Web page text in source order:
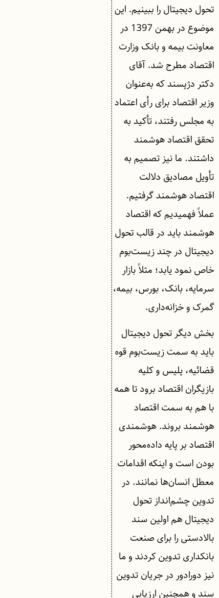
تحول دیجیتال را ببینیم. این
موضوع در بهمن 1397 در
معاونت بیمه و بانک وزارت
اقتصاد مطرح شد. آقای
دکتر دژپسند که به‌عنوان
وزیر اقتصاد برای رأی اعتماد
به مجلس رفتند، تأکید به
تحقق اقتصاد هوشمند
داشتند. ما نیز تصمیم به
تأویل مصادیق دلالت
اقتصاد هوشمند گرفتیم.
عملاً فهمیدیم که اقتصاد
هوشمند باید در قالب تحول
دیجیتال در چند زیست‌بوم
خاص نمود یابد؛ مثلاً بازار
سرمایه، بانک، بورس، بیمه،
گمرک و خزانه‌داری.
بخش دیگر تحول دیجیتال
باید به سمت زیست‌بوم قوه
قضائیه، پلیس و کلیه
بازیگران اقتصاد برود تا همه
با هم به سمت اقتصاد
هوشمند بروند. هوشمندی
اقتصاد بر پایه داده‌محور
بودن است و اینکه اقدامات
معطل انسان‌ها نمانند. در
تدوین چشم‌انداز تحول
دیجیتال هم اولین سند
بالادستی را برای صنعت
بانکداری تدوین کردند و ما
نیز دورادور در جریان تدوین
سند و همچنین ارزیابی